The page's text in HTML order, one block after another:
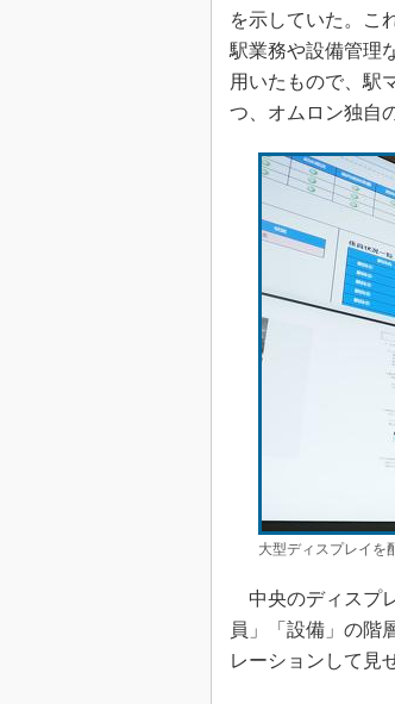
を示していた。こ
駅業務や設備管理
用いたもので、駅
つ、オムロン独自
大型ディスプレイを
中央のディスプ
員」「設備」の階
レーションして見